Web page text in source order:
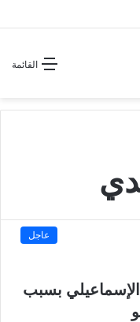
القائمة
عاجل
بسبب